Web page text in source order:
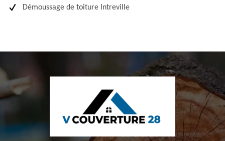
Démoussage de toiture Intreville